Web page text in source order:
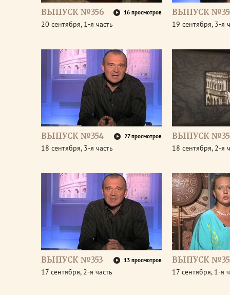
ВЫПУСК №356 16 просмотров
20 сентября, 1-я часть
ВЫПУСК
19 сентября, 3-я
ВЫПУСК №354 27 просмотров
18 сентября, 3-я часть
ВЫПУСК
18 сентября, 2-я
ВЫПУСК №353 13 просмотров
17 сентября, 2-я часть
ВЫПУСК
17 сентября, 1-я